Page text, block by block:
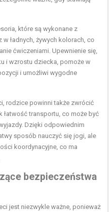
które są wykonane z
ładnych, żywych kolorach, co
ćwiczeniami. Upewnienie się,
i wzrostu dziecka, pomoże w
i umożliwi wygodne
rodzice powinni także zwrócić
łatwość transportu, co może być
Dzięki odpowiednim
sposób nauczyć się jogi, ale
koordynacyjne, co ma
bezpieczeństwa
jest niezwykle ważne, ponieważ